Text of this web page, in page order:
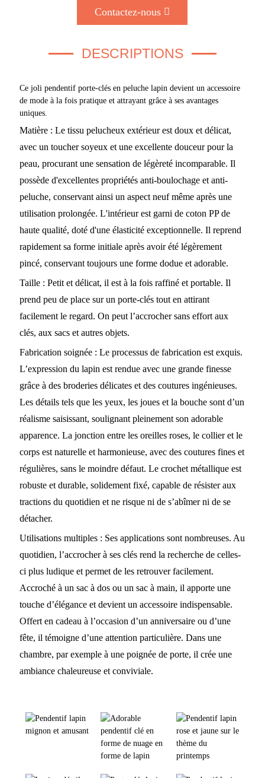
Contactez-nous
DESCRIPTIONS
Ce joli pendentif porte-clés en peluche lapin devient un accessoire
de mode à la fois pratique et attrayant grâce à ses avantages
uniques.
Matière : Le tissu pelucheux extérieur est doux et délicat,
avec un toucher soyeux et une excellente douceur pour la
peau, procurant une sensation de légèreté incomparable. Il
possède d'excellentes propriétés anti-boulochage et anti-
peluche, conservant ainsi un aspect neuf même après une
utilisation prolongée. L'intérieur est garni de coton PP de
haute qualité, doté d'une élasticité exceptionnelle. Il reprend
rapidement sa forme initiale après avoir été légèrement
pincé, conservant toujours une forme dodue et adorable.
Taille : Petit et délicat, il est à la fois raffiné et portable. Il
prend peu de place sur un porte-clés tout en attirant
facilement le regard. On peut l’accrocher sans effort aux
clés, aux sacs et autres objets.
Fabrication soignée : Le processus de fabrication est exquis.
L’expression du lapin est rendue avec une grande finesse
grâce à des broderies délicates et des coutures ingénieuses.
Les détails tels que les yeux, les joues et la bouche sont d’un
réalisme saisissant, soulignant pleinement son adorable
apparence. La jonction entre les oreilles roses, le collier et le
corps est naturelle et harmonieuse, avec des coutures fines et
régulières, sans le moindre défaut. Le crochet métallique est
robuste et durable, solidement fixé, capable de résister aux
tractions du quotidien et ne risque ni de s’abîmer ni de se
détacher.
Utilisations multiples : Ses applications sont nombreuses. Au
quotidien, l’accrocher à ses clés rend la recherche de celles-
ci plus ludique et permet de les retrouver facilement.
Accroché à un sac à dos ou un sac à main, il apporte une
touche d’élégance et devient un accessoire indispensable.
Offert en cadeau à l’occasion d’un anniversaire ou d’une
fête, il témoigne d’une attention particulière. Dans une
chambre, par exemple à une poignée de porte, il crée une
ambiance chaleureuse et conviviale.